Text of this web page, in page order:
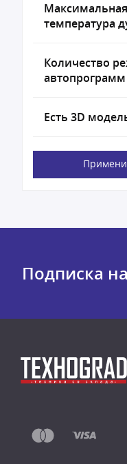
Максимальная
температура
Количество
автопрограмм
Есть 3D
Подписка